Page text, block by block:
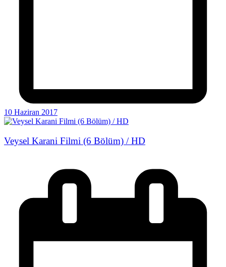
10 Haziran 2017
Veysel Karani Filmi (6 Bölüm) / HD